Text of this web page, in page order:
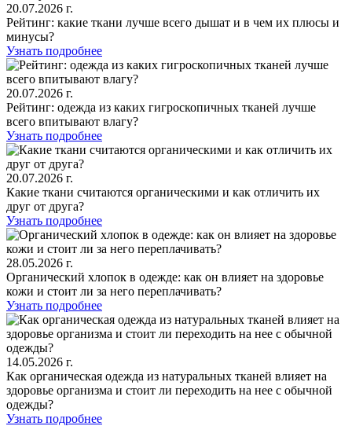
20.07.2026 г.
Рейтинг: какие ткани лучше всего дышат и в чем их плюсы и
минусы?
Узнать подробнее
20.07.2026 г.
Рейтинг: одежда из каких гигроскопичных тканей лучше
всего впитывают влагу?
Узнать подробнее
20.07.2026 г.
Какие ткани считаются органическими и как отличить их
друг от друга?
Узнать подробнее
28.05.2026 г.
Органический хлопок в одежде: как он влияет на здоровье
кожи и стоит ли за него переплачивать?
Узнать подробнее
14.05.2026 г.
Как органическая одежда из натуральных тканей влияет на
здоровье организма и стоит ли переходить на нее с обычной
одежды?
Узнать подробнее